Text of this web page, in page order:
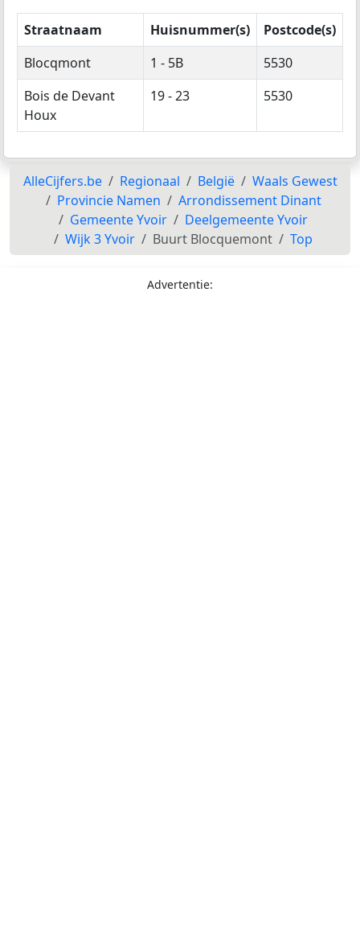
Straatnaam Huisnummer(s)
Postcode(s)
Blocqmont
1 - 5B
5530
Bois de Devant
Houx
19 - 23 5530
AlleCijfers.be Regionaal België
Waals Gewest
Provincie Namen
Arrondissement Dinant
Gemeente Yvoir
Deelgemeente Yvoir
Wijk 3 Yvoir
Buurt Blocquemont Top
Advertentie: